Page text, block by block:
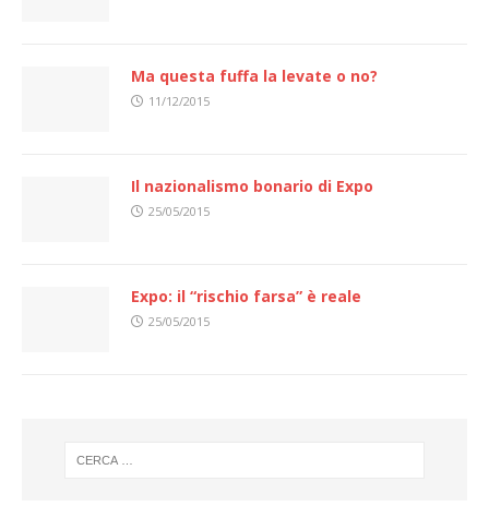
Ma questa fuffa la levate o no?
11/12/2015
Il nazionalismo bonario di Expo
25/05/2015
Expo: il “rischio farsa” è reale
25/05/2015